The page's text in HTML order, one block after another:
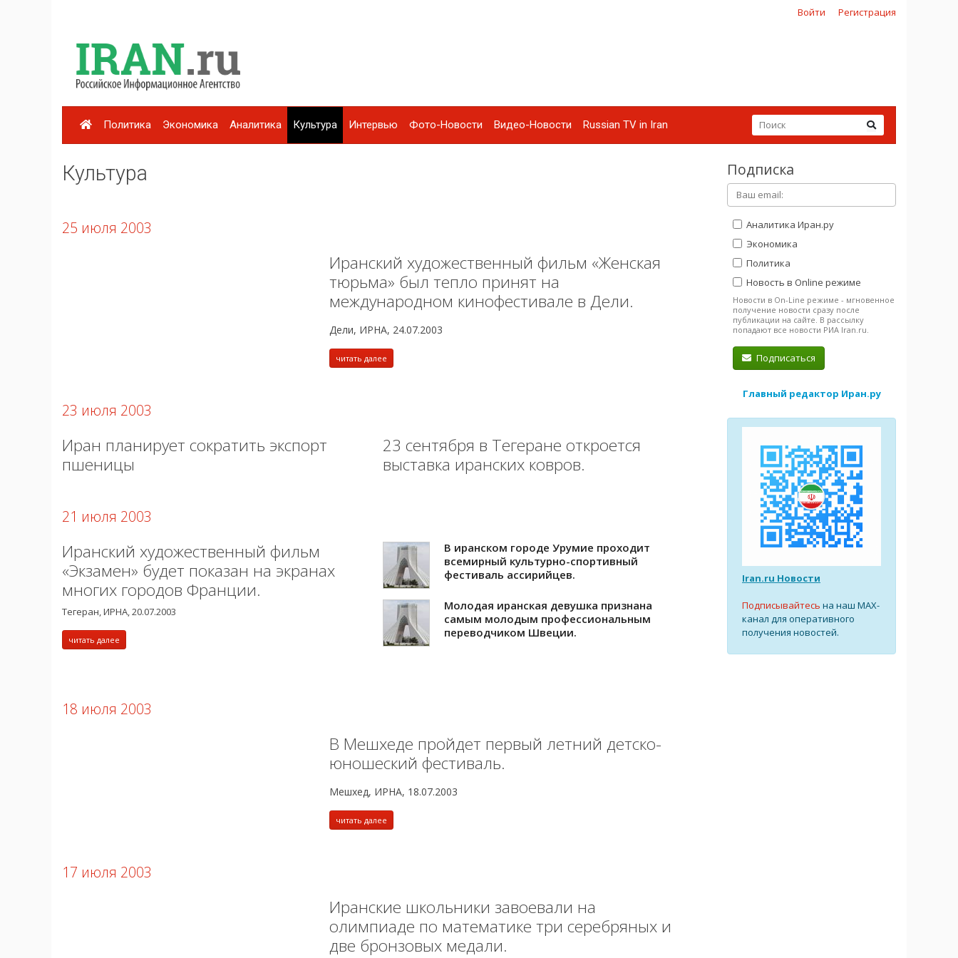
Войти Регистрация
Политика Экономика Аналитика Культура Интервью Фото-Новости Видео-Новости Russian TV in Iran
Культура
25 июля 2003
Иранский художественный фильм «Женская
тюрьма» был тепло принят на
международном кинофестивале в Дели.
Дели, ИРНА, 24.07.2003
читать далее
23 июля 2003
Иран планирует сократить экспорт
пшеницы
23 сентября в Тегеране откроется
выставка иранских ковров.
21 июля 2003
Иранский художественный фильм
«Экзамен» будет показан на экранах
многих городов Франции.
Тегеран, ИРНА, 20.07.2003
читать далее
В иранском городе Урумие проходит
всемирный культурно-спортивный
фестиваль ассирийцев.
Молодая иранская девушка признана
самым молодым профессиональным
переводчиком Швеции.
18 июля 2003
В Мешхеде пройдет первый летний детско-
юношеский фестиваль.
Мешхед, ИРНА, 18.07.2003
читать далее
17 июля 2003
Иранские школьники завоевали на
олимпиаде по математике три серебряных и
две бронзовых медали.
Подписка
Аналитика Иран.ру
Экономика
Политика
Новость в Online режиме
Новости в On-Line режиме - мгновенное
получение новости сразу после
публикации на сайте. В рассылку
попадают все новости РИА Iran.ru.
Подписаться
Главный редактор Иран.ру
Iran.ru Новости
Подписывайтесь на наш MAX-
канал для оперативного
получения новостей.